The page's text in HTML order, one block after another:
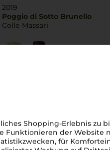
Shopping-Erlebnis zu
Funktionieren der Website
für
2019
Poggio di Sotto Brunello
Colle Massari
€
pro Flasche
inkl.